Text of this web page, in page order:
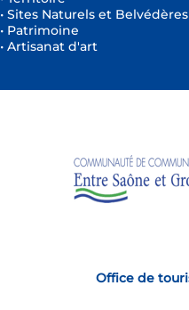
• Sites Naturels et Belvédères
• Patrimoine
• Artisanat d'art
Office de